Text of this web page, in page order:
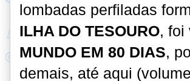
lombadas perfiladas
ILHA DO TESOURO, foi
MUNDO EM 80 DIAS,
demais, até aqui